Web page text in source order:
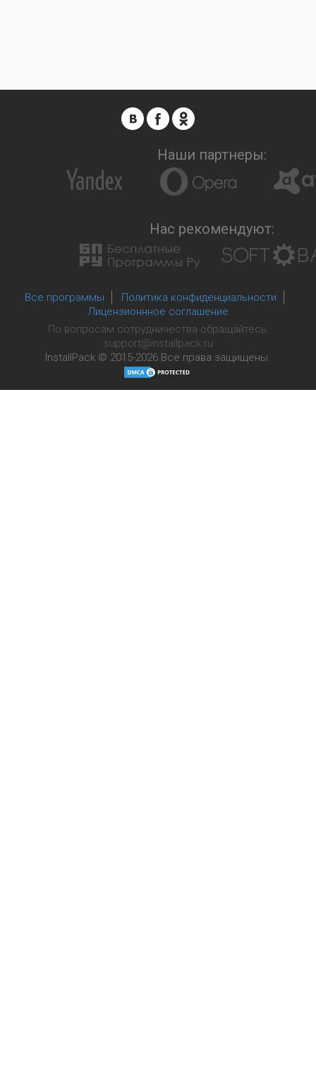
Наши партнеры:
Нас рекомендуют:
Все программы
Политика конфиденциальности
Лицензионнное соглашение
По вопросам сотрудничества обращайтесь:
support@installpack.ru
InstallPack © 2015-2026 Все права защищены.